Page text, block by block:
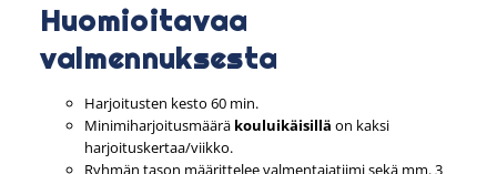
Huomioitavaa
valmennuksesta
Harjoitusten kesto 60 min.
Minimiharjoitusmäärä kouluikäisillä on kaksi
harjoituskertaa/viikko.
Ryhmän tason määrittelee valmentajatiimi sekä mm. 3